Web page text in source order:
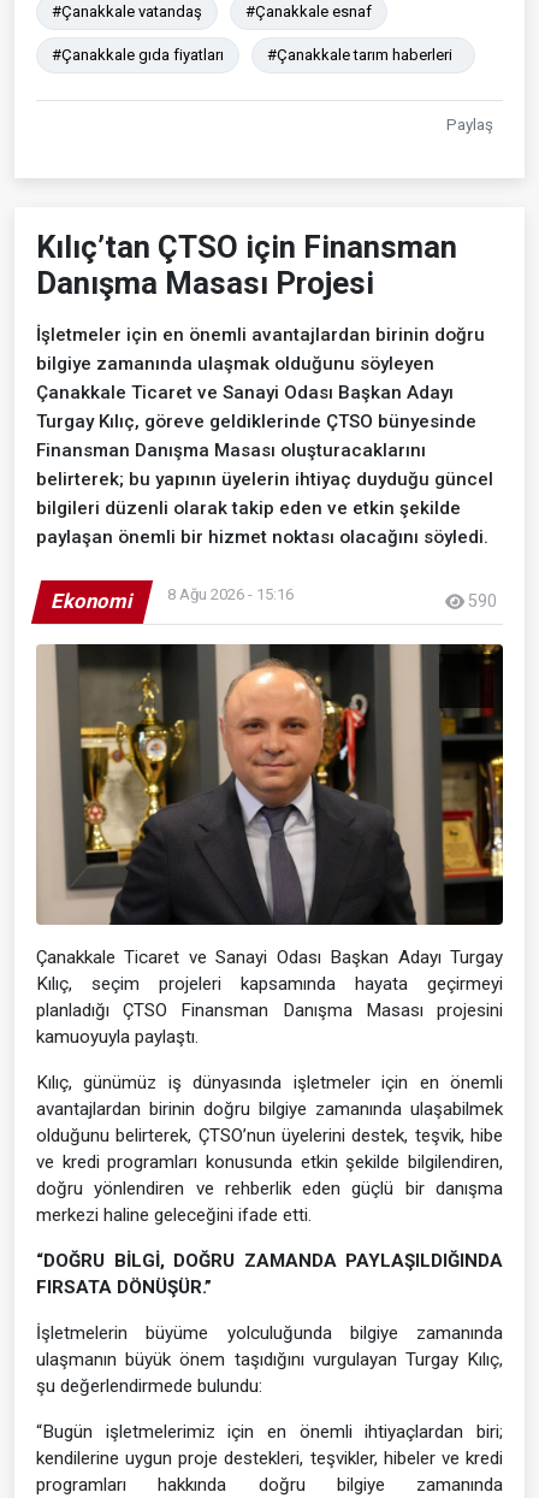
#Çanakkale vatandaş #Çanakkale esnaf
#Çanakkale gıda fiyatları #Çanakkale tarım haberleri
Paylaş
Kılıç’tan ÇTSO için Finansman
Danışma Masası Projesi
İşletmeler için en önemli avantajlardan birinin doğru
bilgiye zamanında ulaşmak olduğunu söyleyen
Çanakkale Ticaret ve Sanayi Odası Başkan Adayı
Turgay Kılıç, göreve geldiklerinde ÇTSO bünyesinde
Finansman Danışma Masası oluşturacaklarını
belirterek; bu yapının üyelerin ihtiyaç duyduğu güncel
bilgileri düzenli olarak takip eden ve etkin şekilde
paylaşan önemli bir hizmet noktası olacağını söyledi.
Ekonomi 8 Ağu 2026 - 15:16 590
Çanakkale Ticaret ve Sanayi Odası Başkan Adayı Turgay
Kılıç, seçim projeleri kapsamında hayata geçirmeyi
planladığı ÇTSO Finansman Danışma Masası projesini
kamuoyuyla paylaştı.
Kılıç, günümüz iş dünyasında işletmeler için en önemli
avantajlardan birinin doğru bilgiye zamanında ulaşabilmek
olduğunu belirterek, ÇTSO’nun üyelerini destek, teşvik, hibe
ve kredi programları konusunda etkin şekilde bilgilendiren,
doğru yönlendiren ve rehberlik eden güçlü bir danışma
merkezi haline geleceğini ifade etti.
“DOĞRU BİLGİ, DOĞRU ZAMANDA PAYLAŞILDIĞINDA
FIRSATA DÖNÜŞÜR.”
İşletmelerin büyüme yolculuğunda bilgiye zamanında
ulaşmanın büyük önem taşıdığını vurgulayan Turgay Kılıç,
şu değerlendirmede bulundu:
“Bugün işletmelerimiz için en önemli ihtiyaçlardan biri;
kendilerine uygun proje destekleri, teşvikler, hibeler ve kredi
programları hakkında doğru bilgiye zamanında